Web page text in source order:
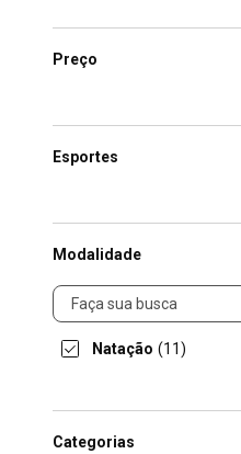
Preço
Esportes
Modalidade
Modalidade
Natação (11)
Categorias